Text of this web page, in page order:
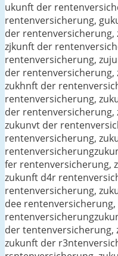
ukunft der
rentenversicherung,
der
zjkunft der
rentenversicherung,
der
zukhnft der
rentenversicherung,
der
zukunvt der
rentenversicherung,
fer rentenversicherung,
zukunft d4r
rentenversicherung,
dee
der
zukunft der